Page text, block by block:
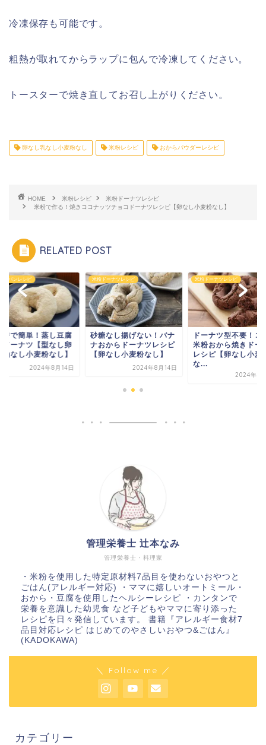
冷凍保存も可能です。
粗熱が取れてからラップに包んで冷凍してください。
トースターで焼き直してお召し上がりください。
卵なし乳なし小麦粉なし 米粉レシピ おからパウダーレシピ
HOME 米粉レシピ
米粉ドーナツレシピ
米粉で作る！焼きココナッツチョコドーナツレシピ【卵なし小麦粉なし】
RELATED POST
ーナツレシピ
なし揚げない！バナ
からドーナツレシピ
なし小麦粉なし】
2024年8月14日
米粉ドーナツレシピ
ドーナツ型不要！ココア
米粉おから焼きドーナツ
レシピ【卵なし小麦粉
米粉蒸しパンレシピ
レンジで簡単！蒸し
米粉ドーナツ【型な
なし油なし小麦粉な
管理栄養士・料理家
管理栄養士 辻本なみ
・米粉を使用した特定原材料7品目を使わないおやつと
ごはん(アレルギー対応) ・ママに嬉しいオートミール・
おから・豆腐を使用したヘルシーレシピ ・カンタンで
栄養を意識した幼児食 など子どもやママに寄り添った
レシピを日々発信しています。 書籍『アレルギー食材7
品目対応レシピ はじめてのやさしいおやつ&ごはん』
(KADOKAWA)
＼ Follow me ／
カテゴリー